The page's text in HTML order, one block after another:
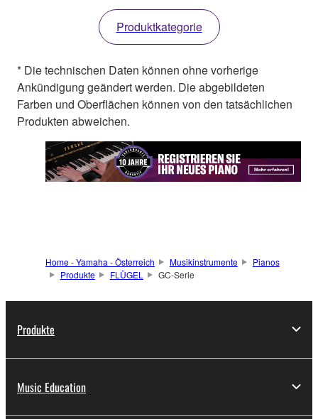
Produktkategorie
* Die technischen Daten können ohne vorherige
Ankündigung geändert werden. Die abgebildeten
Farben und Oberflächen können von den tatsächlichen
Produkten abweichen.
Home - Yamaha - Österreich Musikinstrumente
Pianos
Produkte
FLÜGEL GC-Serie
Produkte
Music Education